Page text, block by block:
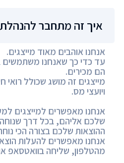
איך זה מתחבר
אנחנו אוהבים מאוד מייצגים.
עד כדי כך שאנחנו משתמשים
הם מכירים.
מייצגים זה מושג שכולל רואי
ויועצי מס.
אנחנו מאפשרים למייצגים
שלכם אליהם, בכל דרך
ההוצאות שלכם בצורה הכי
אנחנו מאפשרים להעלות
מהטלפון, שליחה בוואטסאפ